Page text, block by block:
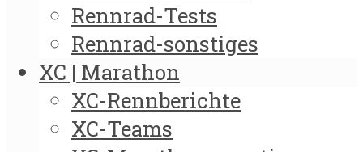
Rennrad-Tests
Rennrad-sonstiges
XC | Marathon
XC-Rennberichte
XC-Teams